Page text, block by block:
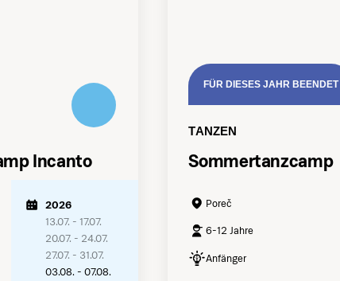
Incanto
2026
13.07. - 17.07.
20.07. - 24.07.
27.07. - 31.07.
03.08. - 07.08.
FÜR DIESES JAHR BEENDET
TANZEN
Sommertanzcamp
Poreč
6-12 Jahre
Anfänger